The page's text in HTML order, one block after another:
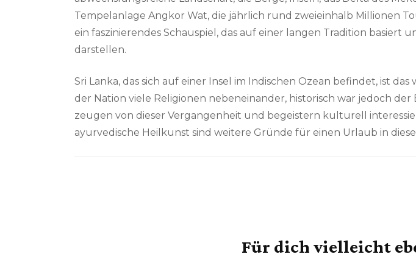
Tempelanlage Angkor Wat, die jährlich rund zweieinhalb Millionen
ein faszinierendes Schauspiel, das auf einer langen Tradition
darstellen.
Sri Lanka, das sich auf einer Insel im Indischen Ozean befindet, ist
der Nation viele Religionen nebeneinander, historisch war jedoch
zeugen von dieser Vergangenheit und begeistern kulturell
ayurvedische Heilkunst sind weitere Gründe für einen Urlaub in
Für dich vielleicht